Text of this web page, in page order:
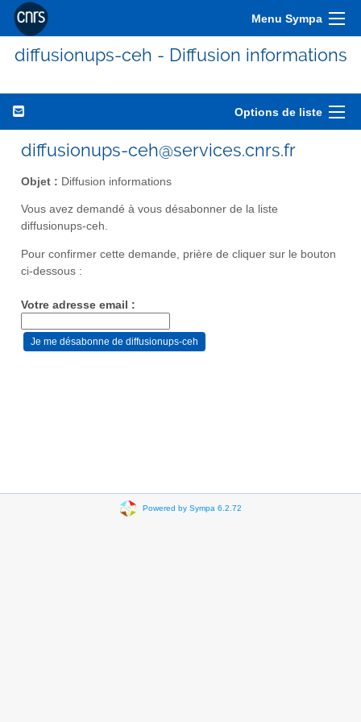
Menu Sympa
diffusionups-ceh - Diffusion informations
Options de liste
diffusionups-ceh@services.cnrs.fr
Objet : Diffusion informations
Vous avez demandé à vous désabonner de la liste
diffusionups-ceh.
Pour confirmer cette demande, prière de cliquer sur le bouton
ci-dessous :
Votre adresse email :
Powered by Sympa 6.2.72